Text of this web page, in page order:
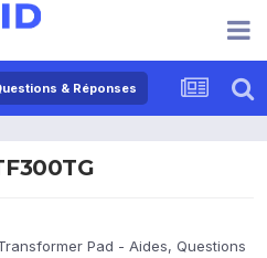
& Réponses
Pad - Aides, Questions